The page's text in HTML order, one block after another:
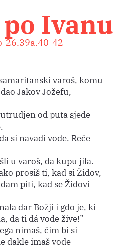
Ivanu
26.39a.40-42
varoš, komu
Jakov Jožefu,
od puta sjede
si navadi vode. Reče
u varoš, da kupu jila.
prosiš ti, kad si Židov,
piti, kad se Židovi
dar Božji i gdo je, ki
da ti dá vode žive!”
nimaš, čim bi si
dakle imaš vode